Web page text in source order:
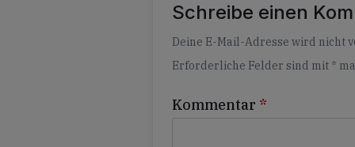
Schreibe einen
Deine E-Mail-Adresse wird nicht
Erforderliche Felder sind mit *
Kommentar *
Alternative: